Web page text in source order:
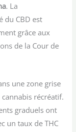
. La
du CBD est
grâce aux
de la Cour de
une zone grise
récréatif.
graduels ont
un taux de THC